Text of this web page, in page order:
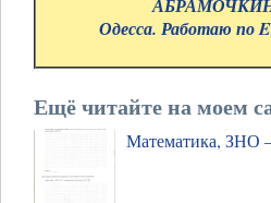
Одесса. Работаю по
Ещё читайте на моем
Математика, ЗНО